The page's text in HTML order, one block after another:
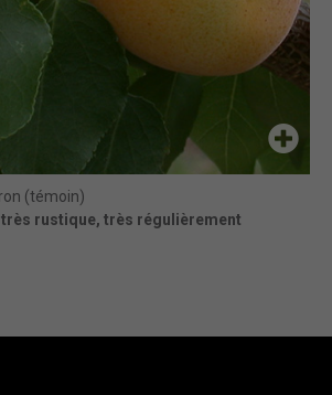
(témoin)
rustique, très régulièrement